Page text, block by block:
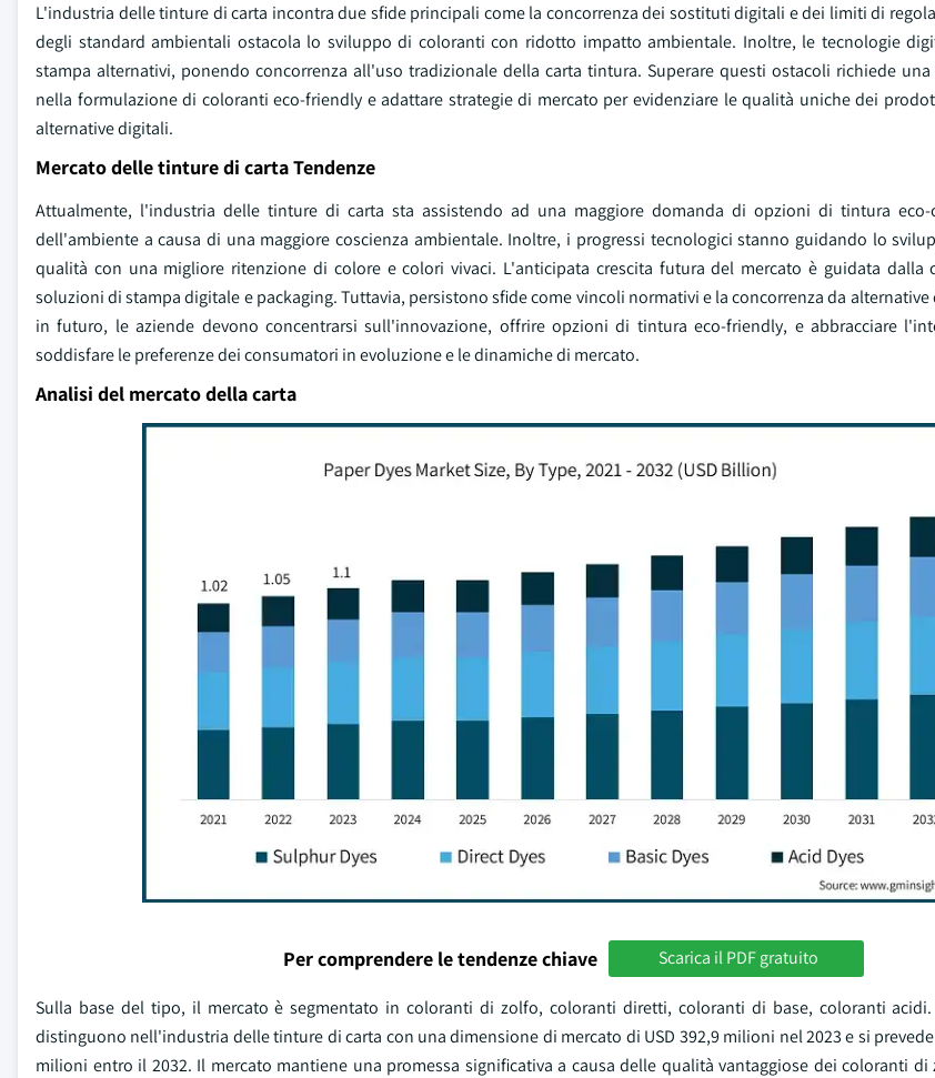
L'industria delle tinture di carta incontra due sfide principali come la concorrenza dei sostituti digitali e dei limiti di
degli standard ambientali ostacola lo sviluppo di coloranti con ridotto impatto ambientale. Inoltre, le tecnologie
stampa alternativi, ponendo concorrenza all'uso tradizionale della carta tintura. Superare questi ostacoli richiede
nella formulazione di coloranti eco-friendly e adattare strategie di mercato per evidenziare le qualità uniche dei
alternative digitali.
Mercato delle tinture di carta Tendenze
Attualmente, l'industria delle tinture di carta sta assistendo ad una maggiore domanda di opzioni di tintura eco-
dell'ambiente a causa di una maggiore coscienza ambientale. Inoltre, i progressi tecnologici stanno guidando lo
qualità con una migliore ritenzione di colore e colori vivaci. L'anticipata crescita futura del mercato è guidata dalla
soluzioni di stampa digitale e packaging. Tuttavia, persistono sfide come vincoli normativi e la concorrenza da
in futuro, le aziende devono concentrarsi sull'innovazione, offrire opzioni di tintura eco-friendly, e abbracciare
soddisfare le preferenze dei consumatori in evoluzione e le dinamiche di mercato.
Analisi del mercato della carta
Per comprendere le tendenze chiave Scarica il PDF gratuito
Sulla base del tipo, il mercato è segmentato in coloranti di zolfo, coloranti diretti, coloranti di base, coloranti
distinguono nell'industria delle tinture di carta con una dimensione di mercato di USD 392,9 milioni nel 2023 e si prevede
milioni entro il 2032. Il mercato mantiene una promessa significativa a causa delle qualità vantaggiose dei coloranti